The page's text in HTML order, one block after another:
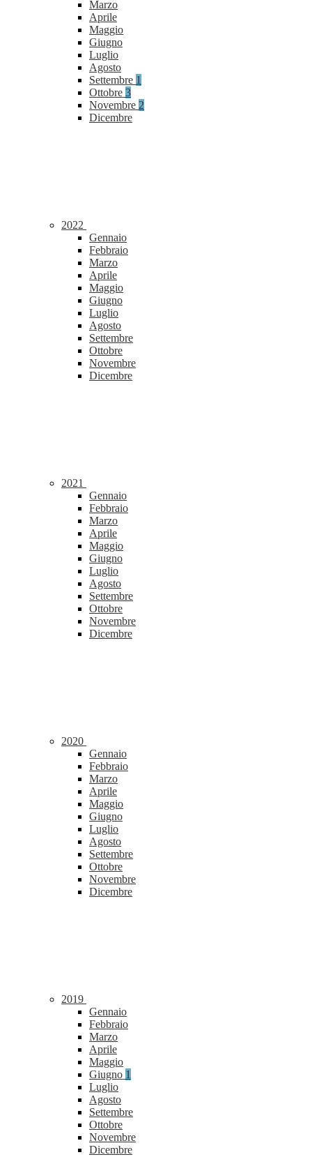
Marzo
Aprile
Maggio
Giugno
Luglio
Agosto
Settembre 1
Ottobre 3
Novembre 2
Dicembre
2022
Gennaio
Febbraio
Marzo
Aprile
Maggio
Giugno
Luglio
Agosto
Settembre
Ottobre
Novembre
Dicembre
2021
Gennaio
Febbraio
Marzo
Aprile
Maggio
Giugno
Luglio
Agosto
Settembre
Ottobre
Novembre
Dicembre
2020
Gennaio
Febbraio
Marzo
Aprile
Maggio
Giugno
Luglio
Agosto
Settembre
Ottobre
Novembre
Dicembre
2019
Gennaio
Febbraio
Marzo
Aprile
Maggio
Giugno 1
Luglio
Agosto
Settembre
Ottobre
Novembre
Dicembre